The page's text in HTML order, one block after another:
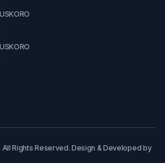
USKORO
USKORO
Rights Reserved. Design & Developed by